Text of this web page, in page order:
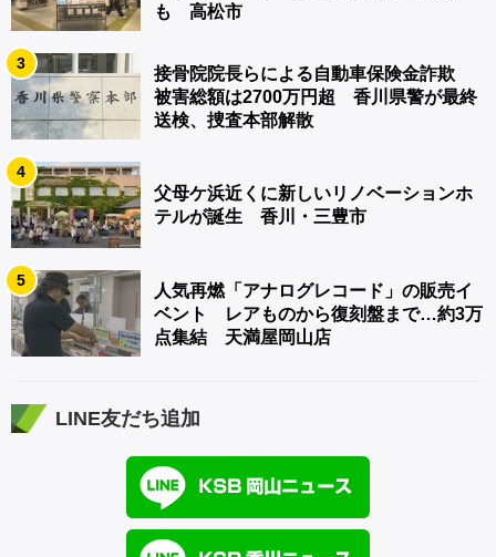
も 高松市
3
接骨院院長らによる自動車保険金詐欺
被害総額は2700万円超 香川県警が最終
送検、捜査本部解散
4
父母ケ浜近くに新しいリノベーションホ
テルが誕生 香川・三豊市
5
人気再燃「アナログレコード」の販売イ
ベント レアものから復刻盤まで…約3万
点集結 天満屋岡山店
LINE友だち追加